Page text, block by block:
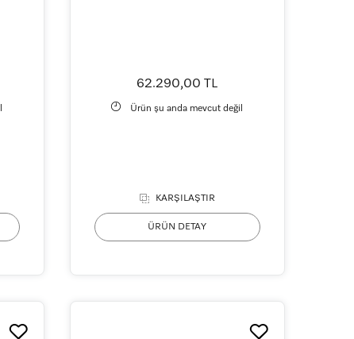
62.290,00 TL
Ürün şu anda mevcut değil
KARŞILAŞTIR
ÜRÜN DETAY